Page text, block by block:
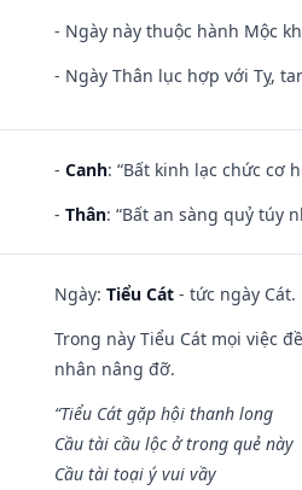
- Ngày này thuộc hành Mộc
- Ngày Thân lục hợp với Tỵ,
- Canh: “Bất kinh lạc chức cơ
- Thân: “Bất an sàng quỷ túy
Ngày: Tiểu Cát - tức ngày Cát.
Trong này Tiểu Cát mọi việc
nhân nâng đỡ.
“Tiểu Cát gặp hội thanh long
Cầu tài cầu lộc ở trong quẻ này
Cầu tài toại ý vui vầy